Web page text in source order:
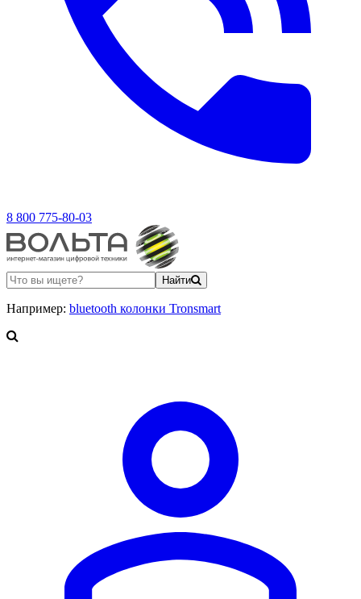
8 800 775-80-03
Найти
Например: bluetooth колонки Tronsmart